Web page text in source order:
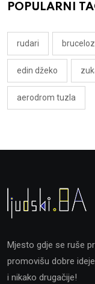
POPULARNI
rudari
edin džeko
aerodrom tuzla
Mjesto gdje se ruše
promovišu dobre
i nikako drugačije!